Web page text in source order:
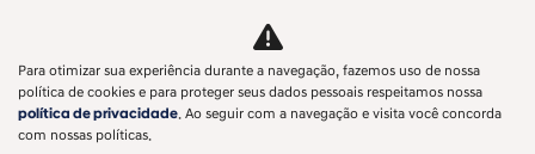
Desacelere. Seu bem maior é a
vida.
Para otimizar sua experiência durante a navegação, fazemos uso de nossa
política de cookies e para proteger seus dados pessoais respeitamos nossa
política de privacidade. Ao seguir com a navegação e visita você concorda
com nossas políticas.